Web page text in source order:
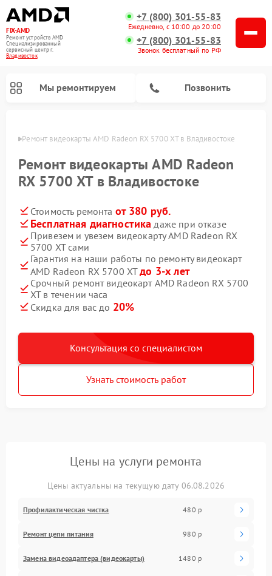
FIX-AMD
Ремонт устройств AMD
Специализированный
cервисный центр г.
Владивосток
+7 (800) 301-55-83
Ежедневно, с 10:00 до 20:00
+7 (800) 301-55-83
Звонок бесплатный по РФ
Мы ремонтируем Позвонить
Ремонт видеокарты AMD Radeon RX 5700 XT в Владивостоке
Ремонт видеокарты AMD Radeon
RX 5700 XT в Владивостоке
Стоимость ремонта от 380 руб.
Бесплатная диагностика даже при отказе
Привезем и увезем видеокарту AMD Radeon RX
5700 XT сами
Гарантия на наши работы по ремонту видеокарт
AMD Radeon RX 5700 XTдо 3-х лет
Срочный ремонт видеокарт AMD Radeon RX 5700
XT в течении часа
Скидка для вас до 20%
Консультация со специалистом
Узнать стоимость работ
Цены на услуги ремонта
Цены актуальны на текущую дату 06.08.2026
Профилактическая чистка 480 р
Ремонт цепи питания 980 р
Замена видеоадаптера (видеокарты) 1480 р